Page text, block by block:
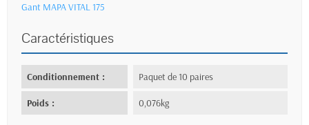
Gant MAPA VITAL 175
Caractéristiques
Conditionnement : Paquet de 10 paires
Poids : 0,076kg